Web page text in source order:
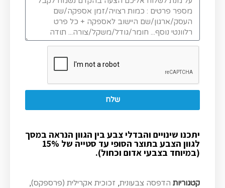
שלח
יתכנו שינויים והבדלי צבע בין הגוון הנראה במסך
לגוון הצבע בתוצר הסופי עד סטייה של 15%
(במיוחד בצבעי אדום וכחול).
קטגוריות הדפסה צבעונית, זכוכית אקרילית (פרספקס),